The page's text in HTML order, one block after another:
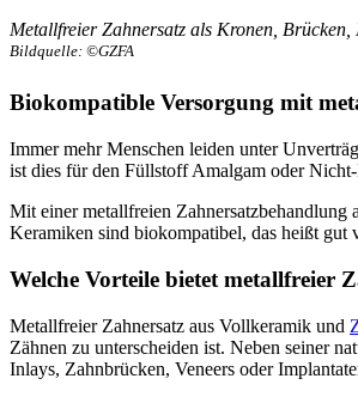
Metallfreier Zahnersatz als Kronen,
Bildquelle: ©GZFA
Biokompatible Versorgung mit
Immer mehr Menschen leiden unter
ist dies für den Füllstoff Amalgam oder
Mit einer metallfreien Zahnersatzbehandlung
Keramiken sind biokompatibel, das heißt
Welche Vorteile bietet metallfreier
Metallfreier Zahnersatz aus Vollkeramik und
Zähnen zu unterscheiden ist. Neben seiner
Inlays, Zahnbrücken, Veneers oder